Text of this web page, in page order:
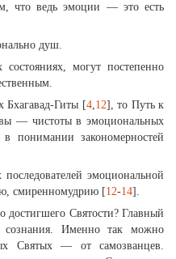
что ведь эмоции — это есть
душ.
могут постепенно
Бхагавад-Гиты [4,12], то Путь к
— чистоты в эмоциональных
понимании закономерностей
эмоциональной
смиренномудрию [12-14].
достигшего Святости? Главный
сознания. Именно так можно
Святых — от самозванцев.